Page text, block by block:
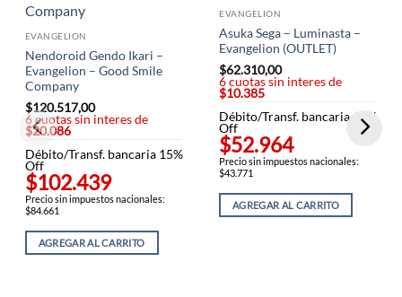
EVANGELION
Nendoroid Gendo Ikari –
Evangelion – Good Smile
Company
$120.517,00
6 cuotas sin interes de
$20.086
Débito/Transf. bancaria 15%
Off
$102.439
Precio sin impuestos nacionales:
$84.661
AGREGAR AL CARRITO
EVANGELION
Asuka Sega – Luminasta –
Evangelion (OUTLET)
$62.310,00
6 cuotas sin interes de
$10.385
Débito/Transf. bancaria 15%
Off
$52.964
Precio sin impuestos nacionales:
$43.771
AGREGAR AL CARRITO